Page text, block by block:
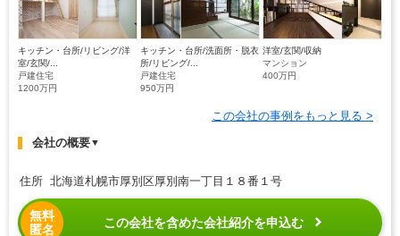
キッチン・台所/リビング/洋
室/玄関/...
戸建住宅
1200万円
キッチン・台所/洗面所・脱衣
所/リビング/...
戸建住宅
950万円
洋室/玄関/収納
マンション
400万円
この会社の事例をもっと見る >
会社の概要▼
住所 北海道札幌市厚別区厚別南一丁目１８番１号
無料
匿名
この会社を含めた会社紹介を申込む